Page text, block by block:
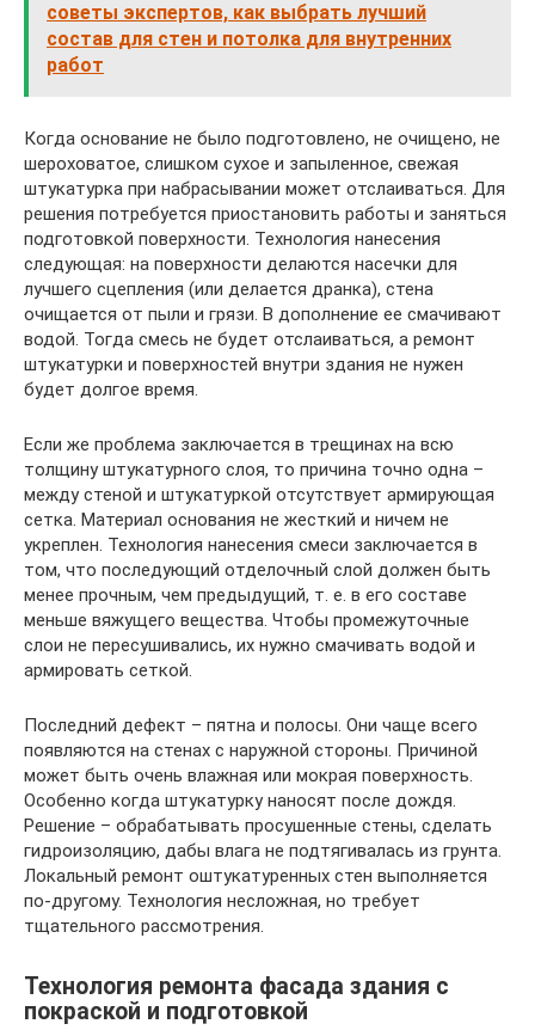
советы экспертов, как выбрать лучший
состав для стен и потолка для внутренних
работ
Когда основание не было подготовлено, не очищено, не
шероховатое, слишком сухое и запыленное, свежая
штукатурка при набрасывании может отслаиваться. Для
решения потребуется приостановить работы и заняться
подготовкой поверхности. Технология нанесения
следующая: на поверхности делаются насечки для
лучшего сцепления (или делается дранка), стена
очищается от пыли и грязи. В дополнение ее смачивают
водой. Тогда смесь не будет отслаиваться, а ремонт
штукатурки и поверхностей внутри здания не нужен
будет долгое время.
Если же проблема заключается в трещинах на всю
толщину штукатурного слоя, то причина точно одна –
между стеной и штукатуркой отсутствует армирующая
сетка. Материал основания не жесткий и ничем не
укреплен. Технология нанесения смеси заключается в
том, что последующий отделочный слой должен быть
менее прочным, чем предыдущий, т. е. в его составе
меньше вяжущего вещества. Чтобы промежуточные
слои не пересушивались, их нужно смачивать водой и
армировать сеткой.
Последний дефект – пятна и полосы. Они чаще всего
появляются на стенах с наружной стороны. Причиной
может быть очень влажная или мокрая поверхность.
Особенно когда штукатурку наносят после дождя.
Решение – обрабатывать просушенные стены, сделать
гидроизоляцию, дабы влага не подтягивалась из грунта.
Локальный ремонт оштукатуренных стен выполняется
по-другому. Технология несложная, но требует
тщательного рассмотрения.
Технология ремонта фасада здания с
покраской и подготовкой